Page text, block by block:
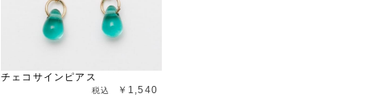
チェコサインピアス
￥1,540